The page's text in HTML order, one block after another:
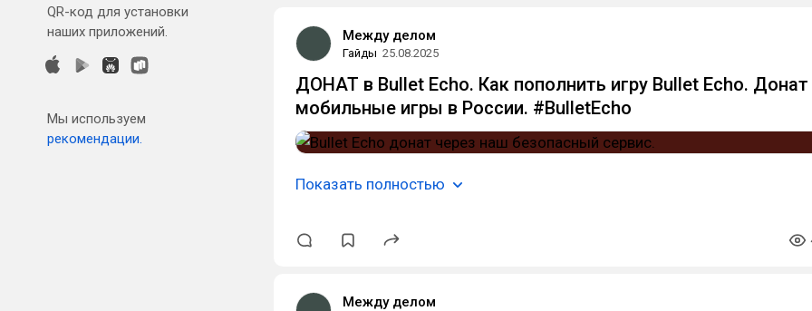
QR-код для установки
наших приложений.
Мы используем
рекомендации.
Между делом
Гайды 25.08.2025
ДОНАТ в Bullet Echo. Как пополнить игру Bullet Echo. Донат
мобильные игры в России. #BulletEcho
Показать полностью
Между делом